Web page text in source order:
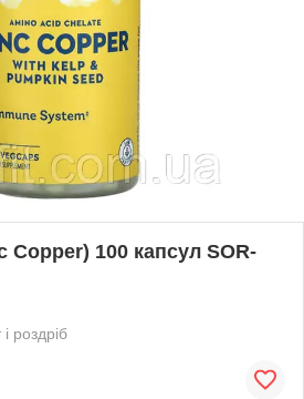
Copper) 100 капсул SOR-
роздріб